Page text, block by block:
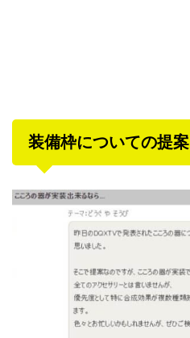
装備枠についての提案